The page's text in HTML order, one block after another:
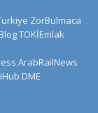
ZorBulmaca
TOKİEmlak
ArabRailNews
DME